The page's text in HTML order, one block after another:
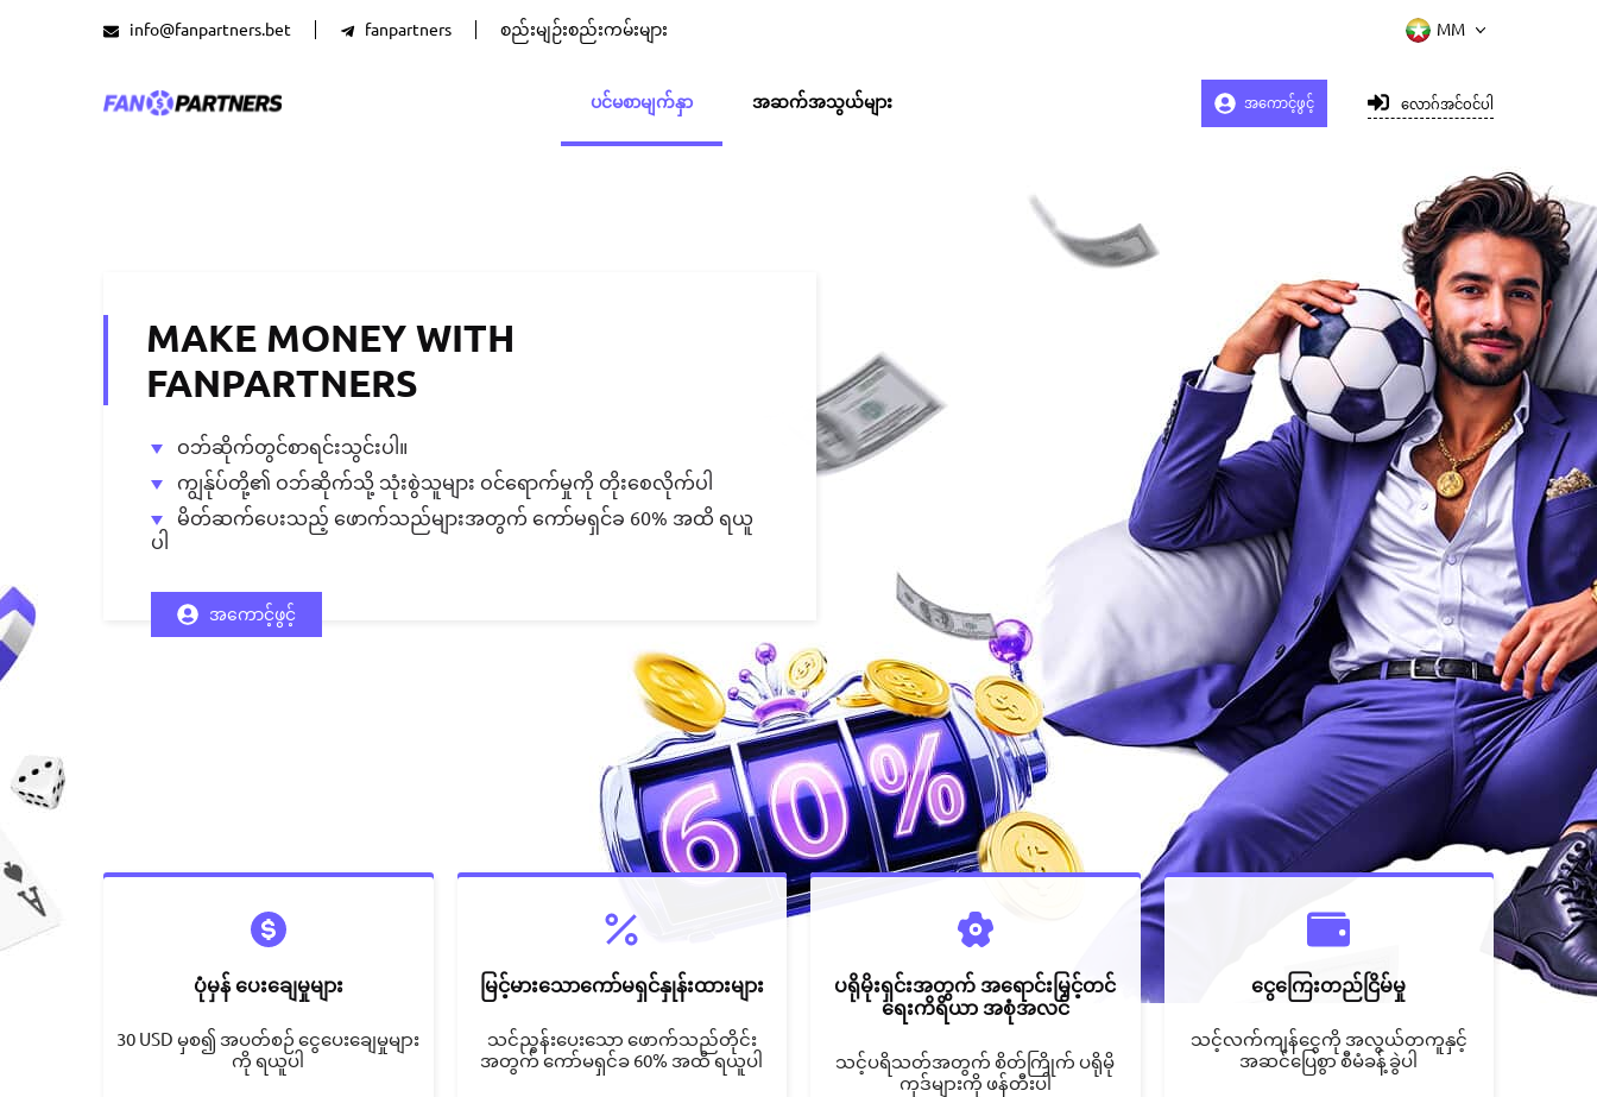
info@fanpartners.bet fanpartners စည်းမျဉ်းစည်းကမ်းများ
ပင်မစာမျက်နှာ အဆက်အသွယ်များ အကောင့်ဖွင့် လောဂ်အင်ဝင်ပါ
MAKE MONEY WITH
FANPARTNERS
ဝဘ်ဆိုက်တွင်စာရင်းသွင်းပါ။
ကျွန်ုပ်တို့၏ ဝဘ်ဆိုက်သို့ သုံးစွဲသူများ ဝင်ရောက်မှုကို တိုးစေလိုက်ပါ
မိတ်ဆက်ပေးသည့် ဖောက်သည်များအတွက် ကော်မရှင်ခ 60% အထိ ရယူ
ပါ
အကောင့်ဖွင့်
ပုံမှန် ပေးချေမှုများ
30 USD မှစ၍ အပတ်စဉ် ငွေပေးချေမှုများ
ကို ရယူပါ
မြင့်မားသောကော်မရှင်နှုန်းထားများ
သင်ညွန်းပေးသော ဖောက်သည်တိုင်း
အတွက် ကော်မရှင်ခ 60% အထိ ရယူပါ
ပရိုမိုးရှင်းအတွက် အရောင်းမြှင့်တင်
ရေးကိရိယာ အစုံအလင်
သင့်ပရိသတ်အတွက် စိတ်ကြိုက် ပရိုမို
ကုဒ်များကို ဖန်တီးပါ
ငွေကြေးတည်ငြိမ်မှု
သင့်လက်ကျန်ငွေကို အလွယ်တကူနှင့်
အဆင်ပြေစွာ စီမံခန့်ခွဲပါ